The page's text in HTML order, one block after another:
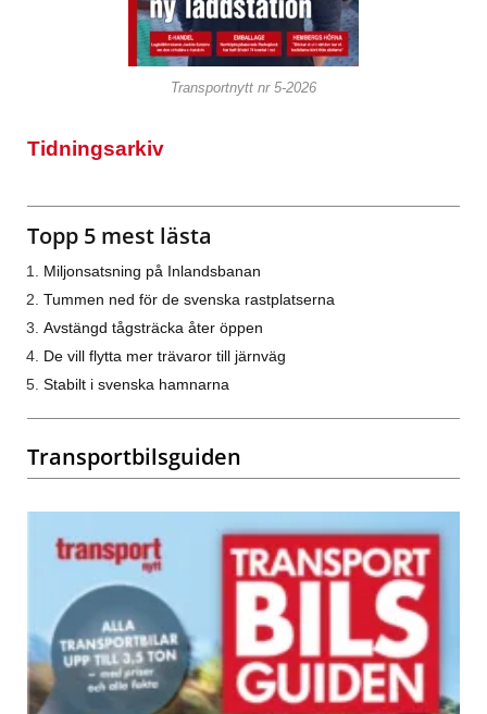
Transportnytt nr 5-2026
Tidningsarkiv
Topp 5 mest lästa
Miljonsatsning på Inlandsbanan
Tummen ned för de svenska rastplatserna
Avstängd tågsträcka åter öppen
De vill flytta mer trävaror till järnväg
Stabilt i svenska hamnarna
Transportbilsguiden